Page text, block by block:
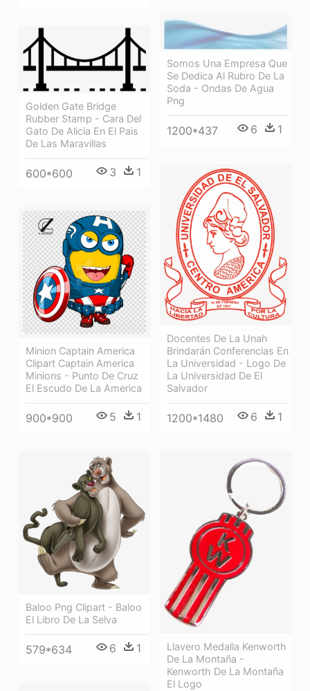
Somos Una Empresa Que
Se Dedica Al Rubro De La
Soda - Ondas De Agua
Png
1200*437 6 1
Golden Gate Bridge
Rubber Stamp - Cara Del
Gato De Alicia En El Pais
De Las Maravillas
600*600 3 1
Docentes De La Unah
Brindarán Conferencias En
La Universidad - Logo De
La Universidad De El
Salvador
1200*1480 6 1
Minion Captain America
Clipart Captain America
Minions - Punto De Cruz
El Escudo De La America
900*900 5 1
Llavero Medalla Kenworth
De La Montaña -
Kenworth De La Montaña
El Logo
Baloo Png Clipart - Baloo
El Libro De La Selva
579*634 6 1